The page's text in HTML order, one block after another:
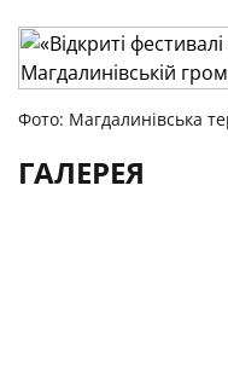
Фото: Магдалинівська
ГАЛЕРЕЯ